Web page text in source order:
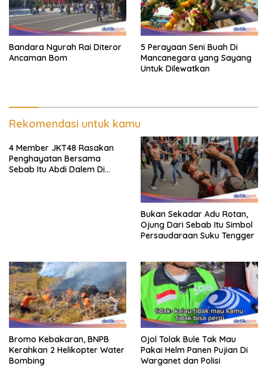
Bandara Ngurah Rai Diteror
Ancaman Bom
5 Perayaan Seni Buah Di
Mancanegara yang Sayang
Untuk Dilewatkan
Rekomendasi untuk kamu
4 Member JKT48 Rasakan
Penghayatan Bersama
Sebab Itu Abdi Dalem Di
Bukan Sekadar Adu Rotan,
Ojung Dari Sebab Itu Simbol
Persaudaraan Suku Tengger
Bromo Kebakaran, BNPB
Kerahkan 2 Helikopter Water
Bombing
Ojol Tolak Bule Tak Mau
Pakai Helm Panen Pujian Di
Warganet dan Polisi